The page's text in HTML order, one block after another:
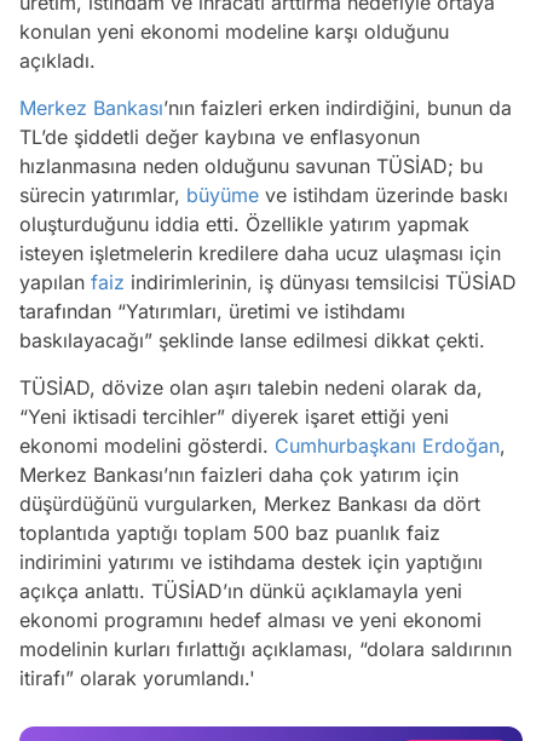
konulan yeni ekonomi modeline karşı olduğunu
açıkladı.
Merkez Bankası’nın faizleri erken indirdiğini, bunun da
TL’de şiddetli değer kaybına ve enflasyonun
hızlanmasına neden olduğunu savunan TÜSİAD; bu
sürecin yatırımlar, büyüme ve istihdam üzerinde baskı
oluşturduğunu iddia etti. Özellikle yatırım yapmak
isteyen işletmelerin kredilere daha ucuz ulaşması için
yapılan faiz indirimlerinin, iş dünyası temsilcisi TÜSİAD
tarafından “Yatırımları, üretimi ve istihdamı
baskılayacağı” şeklinde lanse edilmesi dikkat çekti.
TÜSİAD, dövize olan aşırı talebin nedeni olarak da,
“Yeni iktisadi tercihler” diyerek işaret ettiği yeni
ekonomi modelini gösterdi. Cumhurbaşkanı Erdoğan,
Merkez Bankası’nın faizleri daha çok yatırım için
düşürdüğünü vurgularken, Merkez Bankası da dört
toplantıda yaptığı toplam 500 baz puanlık faiz
indirimini yatırımı ve istihdama destek için yaptığını
açıkça anlattı. TÜSİAD’ın dünkü açıklamayla yeni
ekonomi programını hedef alması ve yeni ekonomi
modelinin kurları fırlattığı açıklaması, “dolara saldırının
itirafı” olarak yorumlandı.'
Video
Test
Magazin